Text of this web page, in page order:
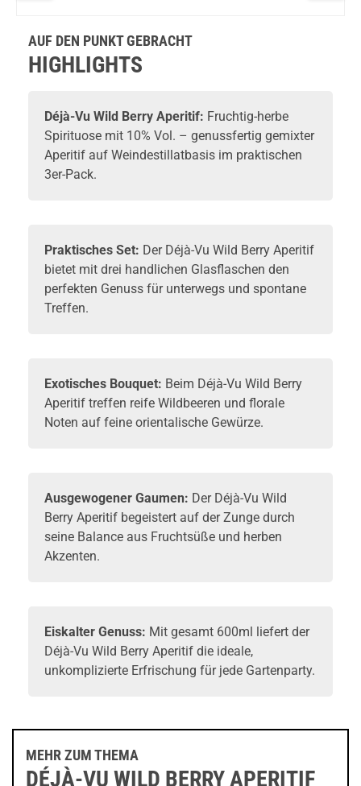
AUF DEN PUNKT GEBRACHT
HIGHLIGHTS
Déjà-Vu Wild Berry Aperitif: Fruchtig-herbe
Spirituose mit 10% Vol. – genussfertig gemixter
Aperitif auf Weindestillatbasis im praktischen
3er-Pack.
Praktisches Set: Der Déjà-Vu Wild Berry Aperitif
bietet mit drei handlichen Glasflaschen den
perfekten Genuss für unterwegs und spontane
Treffen.
Exotisches Bouquet: Beim Déjà-Vu Wild Berry
Aperitif treffen reife Wildbeeren und florale
Noten auf feine orientalische Gewürze.
Ausgewogener Gaumen: Der Déjà-Vu Wild
Berry Aperitif begeistert auf der Zunge durch
seine Balance aus Fruchtsüße und herben
Akzenten.
Eiskalter Genuss: Mit gesamt 600ml liefert der
Déjà-Vu Wild Berry Aperitif die ideale,
unkomplizierte Erfrischung für jede Gartenparty.
MEHR ZUM THEMA
DÉJÀ-VU WILD BERRY APERITIF